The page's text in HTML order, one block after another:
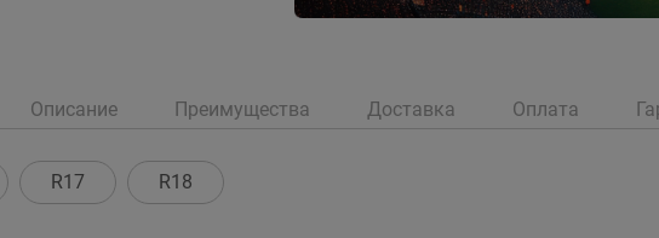
Описание Преимущества Доставка Оплата
R17 R18